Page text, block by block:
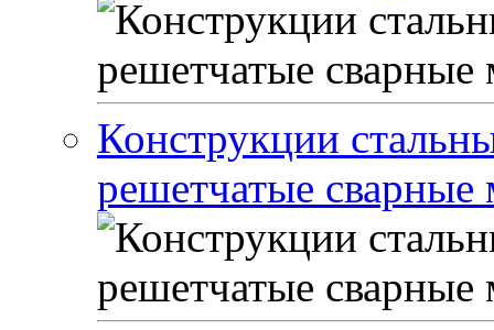
Конструкции
решетчатые сварные